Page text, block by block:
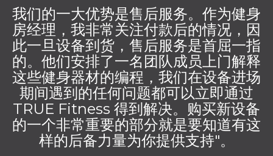
我们的一大优势是售后服务。作为健身
房经理，我非常关注付款后的情况，因
此一旦设备到货，售后服务是首屈一指
的。他们安排了一名团队成员上门解释
这些健身器材的编程，我们在设备进场
期间遇到的任何问题都可以立即通过
TRUE Fitness 得到解决。购买新设备
的一个非常重要的部分就是要知道有这
样的后备力量为你提供支持"。